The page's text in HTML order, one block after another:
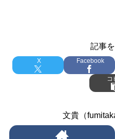
記事
X Facebook
コ
文貴（